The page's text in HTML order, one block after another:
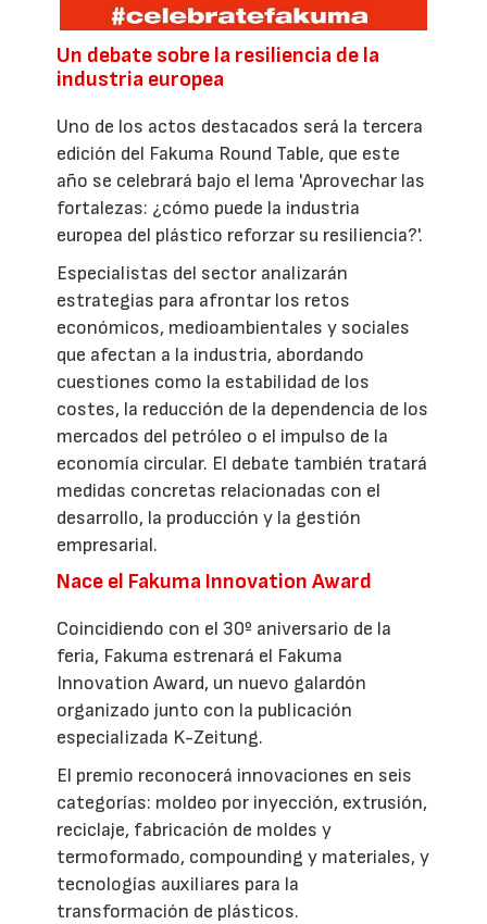
Un debate sobre la resiliencia de la
industria europea
Uno de los actos destacados será la tercera
edición del Fakuma Round Table, que este
año se celebrará bajo el lema 'Aprovechar las
fortalezas: ¿cómo puede la industria
europea del plástico reforzar su resiliencia?'.
Especialistas del sector analizarán
estrategias para afrontar los retos
económicos, medioambientales y sociales
que afectan a la industria, abordando
cuestiones como la estabilidad de los
costes, la reducción de la dependencia de los
mercados del petróleo o el impulso de la
economía circular. El debate también tratará
medidas concretas relacionadas con el
desarrollo, la producción y la gestión
empresarial.
Nace el Fakuma Innovation Award
Coincidiendo con el 30º aniversario de la
feria, Fakuma estrenará el Fakuma
Innovation Award, un nuevo galardón
organizado junto con la publicación
especializada K-Zeitung.
El premio reconocerá innovaciones en seis
categorías: moldeo por inyección, extrusión,
reciclaje, fabricación de moldes y
termoformado, compounding y materiales, y
tecnologías auxiliares para la
transformación de plásticos.